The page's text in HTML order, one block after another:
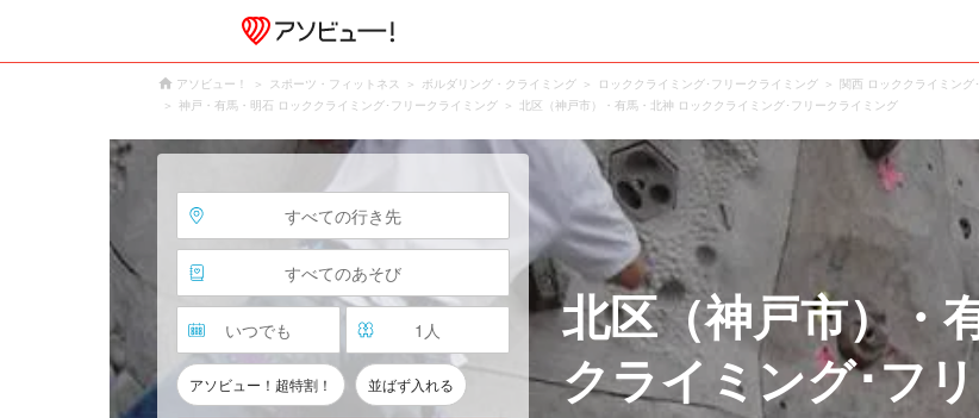
アソビュー！ スポーツ・フィットネス ボルダリング・クライミング ロッククライミング･フリークライミング 関西 ロッククライミング
神戸・有馬・明石 ロッククライミング･フリークライミング
北区（神戸市）・有馬・北神 ロッククライミング･フリークライミング
すべての行き先
すべてのあそび
いつでも 1 人
アソビュー！超特割！ 並ばず入れる
北区（神戸市）・
クライミング･フ